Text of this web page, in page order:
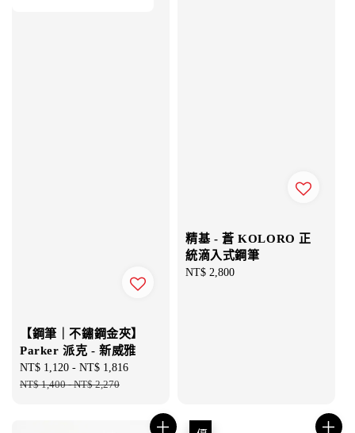
【鋼筆｜不鏽鋼金夾】
Parker 派克 - 新威雅
Sale
price
NT$ 1,120 - NT$ 1,816
NT$ 1,400-NT$ 2,270
精基 - 蒼 KOLORO 正
統滴入式鋼筆
Regular
NT$ 2,800